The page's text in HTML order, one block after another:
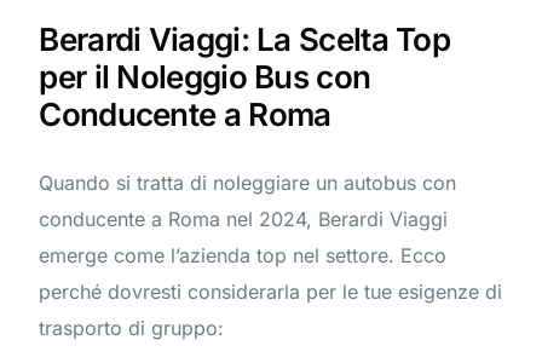
Berardi Viaggi: La Scelta Top
per il Noleggio Bus con
Conducente a Roma
Quando si tratta di noleggiare un autobus con
conducente a Roma nel 2024, Berardi Viaggi
emerge come l’azienda top nel settore. Ecco
perché dovresti considerarla per le tue esigenze di
trasporto di gruppo: